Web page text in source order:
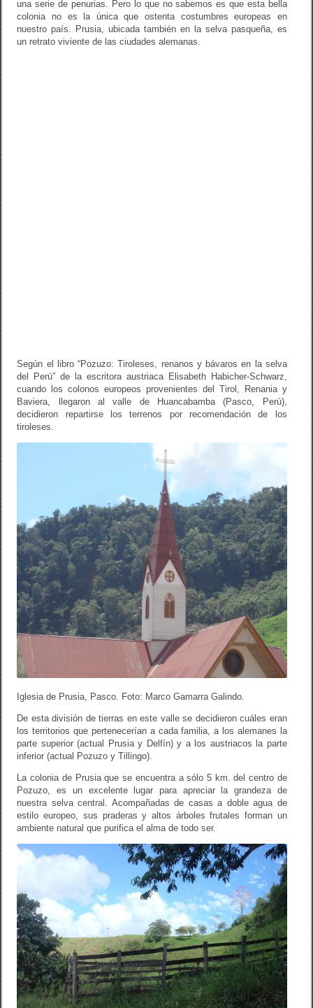
k
una serie de penurias. Pero lo que no sabemos es que esta bella
colonia no es la única que ostenta costumbres europeas en
nuestro país. Prusia, ubicada también en la selva pasqueña, es
un retrato viviente de las ciudades alemanas.
Según el libro “Pozuzo: Tiroleses, renanos y bávaros en la selva
del Perú” de la escritora austriaca Elisabeth Habicher-Schwarz,
cuando los colonos europeos provenientes del Tirol, Renania y
Baviera, llegaron al valle de Huancabamba (Pasco, Perú),
decidieron repartirse los terrenos por recomendación de los
tiroleses.
Iglesia de Prusia, Pasco. Foto: Marco Gamarra Galindo.
De esta división de tierras en este valle se decidieron cuáles eran
los territorios que pertenecerían a cada familia, a los alemanes la
parte superior (actual Prusia y Delfín) y a los austriacos la parte
inferior (actual Pozuzo y Tillingo).
La colonia de Prusia que se encuentra a sólo 5 km. del centro de
Pozuzo, es un excelente lugar para apreciar la grandeza de
nuestra selva central. Acompañadas de casas a doble agua de
estilo europeo, sus praderas y altos árboles frutales forman un
ambiente natural que purifica el alma de todo ser.